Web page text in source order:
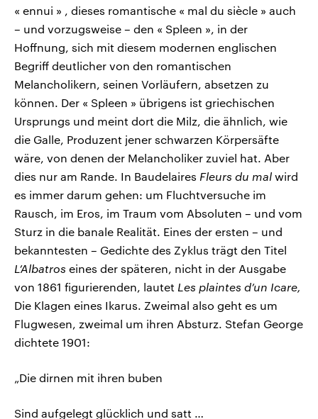
« ennui » , dieses romantische « mal du siècle » auch
– und vorzugsweise – den « Spleen », in der
Hoffnung, sich mit diesem modernen englischen
Begriff deutlicher von den romantischen
Melancholikern, seinen Vorläufern, absetzen zu
können. Der « Spleen » übrigens ist griechischen
Ursprungs und meint dort die Milz, die ähnlich, wie
die Galle, Produzent jener schwarzen Körpersäfte
wäre, von denen der Melancholiker zuviel hat. Aber
dies nur am Rande. In Baudelaires Fleurs du mal wird
es immer darum gehen: um Fluchtversuche im
Rausch, im Eros, im Traum vom Absoluten – und vom
Sturz in die banale Realität. Eines der ersten – und
bekanntesten – Gedichte des Zyklus trägt den Titel
L’Albatros eines der späteren, nicht in der Ausgabe
von 1861 figurierenden, lautet Les plaintes d’un Icare,
Die Klagen eines Ikarus. Zweimal also geht es um
Flugwesen, zweimal um ihren Absturz. Stefan George
dichtete 1901:
„Die dirnen mit ihren buben
Sind aufgelegt glücklich und satt …